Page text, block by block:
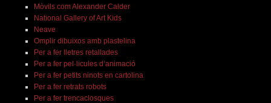
Mòvils com Alexander Calder
National Gallery of Art Kids
Neave
Omplir dibuixos amb plastelina
Per a fer lletres retallades
Per a fer pel·licules d’animació
Per a fer petits ninots en cartolina
Per a fer retrats robots
Per a fer trencaclosques